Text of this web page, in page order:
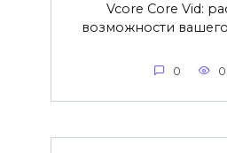
Vcore Core Vid:
возможности
0 0